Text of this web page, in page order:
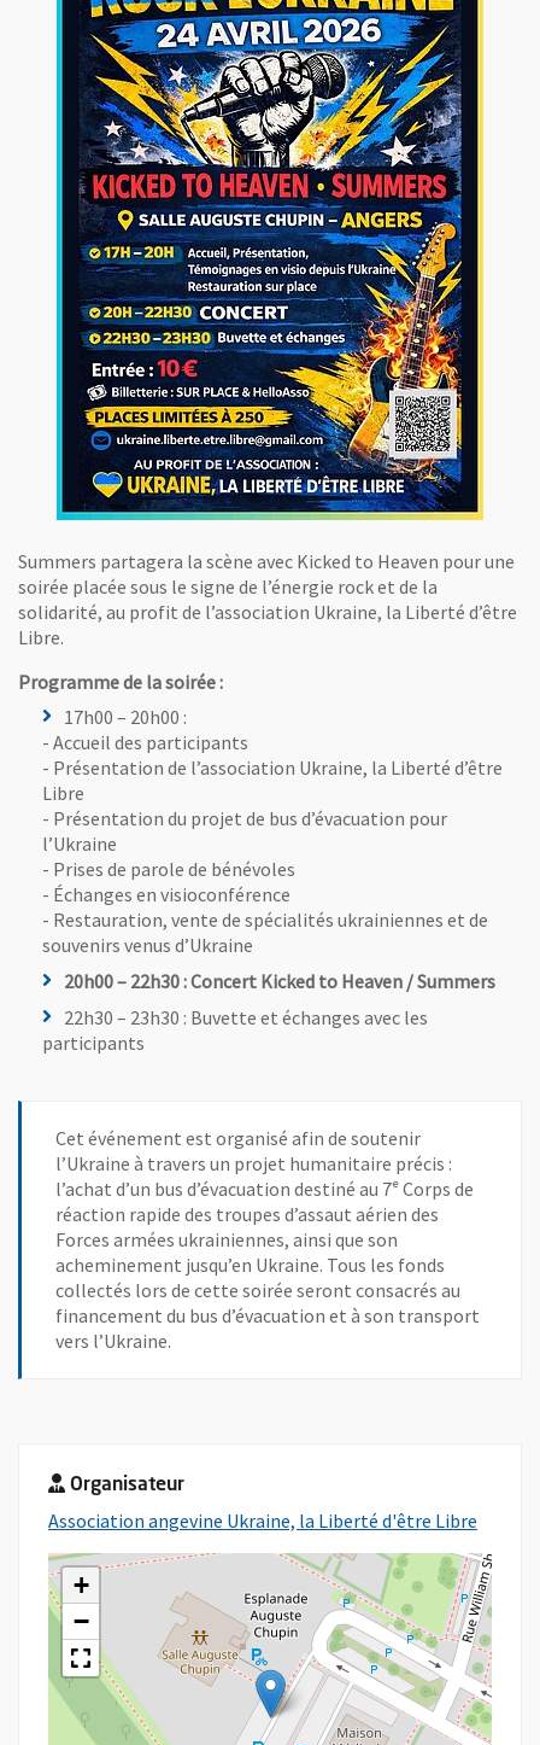
Summers partagera la scène avec Kicked to Heaven pour une
soirée placée sous le signe de l’énergie rock et de la
solidarité, au profit de l’association Ukraine, la Liberté d’être
Libre.
Programme de la soirée :
17h00 – 20h00 :
- Accueil des participants
- Présentation de l’association Ukraine, la Liberté d’être
Libre
- Présentation du projet de bus d’évacuation pour
l’Ukraine
- Prises de parole de bénévoles
- Échanges en visioconférence
- Restauration, vente de spécialités ukrainiennes et de
souvenirs venus d’Ukraine
20h00 – 22h30 : Concert Kicked to Heaven / Summers
22h30 – 23h30 : Buvette et échanges avec les
participants
Cet événement est organisé afin de soutenir
l’Ukraine à travers un projet humanitaire précis :
l’achat d’un bus d’évacuation destiné au 7ᵉ Corps de
réaction rapide des troupes d’assaut aérien des
Forces armées ukrainiennes, ainsi que son
acheminement jusqu’en Ukraine. Tous les fonds
collectés lors de cette soirée seront consacrés au
financement du bus d’évacuation et à son transport
vers l’Ukraine.
Organisateur
Association angevine Ukraine, la Liberté d'être Libre
+
−